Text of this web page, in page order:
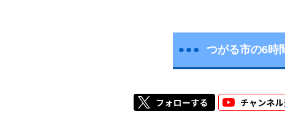
つがる市の6時